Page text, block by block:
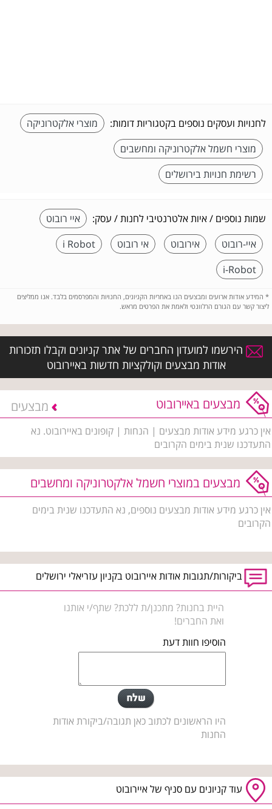
לחנויות ועסקים נוספים בקטגוריות דומות:
מוצרי אלקטרוניקה
מוצרי חשמל אלקטרוניקה ומחשבים
רשימת חנויות בירושלים
שמות נוספים / איות אלטרנטיבי לחנות / עסק:
איי רובוט
איי-רובוט
אירובוט אי רובוט
i Robot
i-Robot
* המידע אודות ארועים ומבצעים הנו באחריות הקניונים, החנויות והמפרסמים בלבד. אנו ממליצים
ליצור קשר עם הגורם הרלוונטי ולאמת את הפרטים מראש.
הירשמו למועדון החברים של אתר קניונים וקבלו תזכורות
אודות מבצעים וקולקציות חדשות באיירובוט
מבצעים באיירובוט מבצעים
אין כרגע מידע אודות מבצעים | הנחות | קופונים באיירובוט. נא
התעדכנו שנית בימים הקרובים
מבצעים במוצרי חשמל אלקטרוניקה ומחשבים
אין כרגע מידע אודות מבצעים נוספים, נא התעדכנו שנית בימים
הקרובים
ביקורות/תגובות אודות איירובוט בקניון עזריאלי ירושלים
היית בחנות? מתכנן/ת ללכת? שתף/י אותנו
ואת החברים!
הוסיפו חוות דעת
היו הראשונים לכתוב כאן תגובה/ביקורת אודות
החנות
עוד קניונים עם סניף של איירובוט